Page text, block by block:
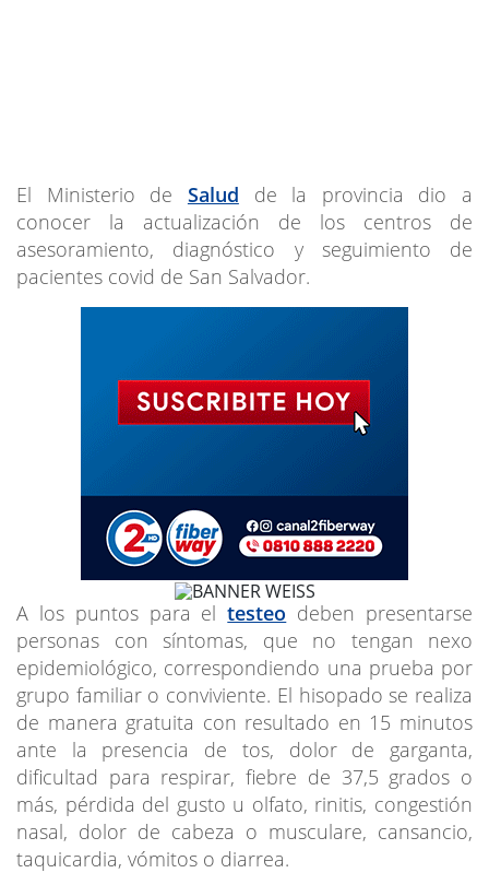
El Ministerio de Salud de la provincia dio a
conocer la actualización de los centros de
asesoramiento, diagnóstico y seguimiento de
pacientes covid de San Salvador.
A los puntos para eltesteo deben presentarse
personas con síntomas, que no tengan nexo
epidemiológico, correspondiendo una prueba por
grupo familiar o conviviente. El hisopado se realiza
de manera gratuita con resultado en 15 minutos
ante la presencia de tos, dolor de garganta,
dificultad para respirar, fiebre de 37,5 grados o
más, pérdida del gusto u olfato, rinitis, congestión
nasal, dolor de cabeza o musculare, cansancio,
taquicardia, vómitos o diarrea.